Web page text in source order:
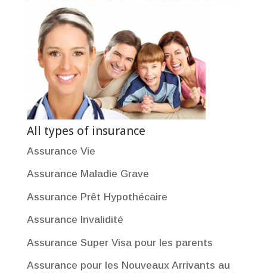
All types of insurance
Assurance Vie
Assurance Maladie Grave
Assurance Prêt Hypothécaire
Assurance Invalidité
Assurance Super Visa pour les parents
Assurance pour les Nouveaux Arrivants au